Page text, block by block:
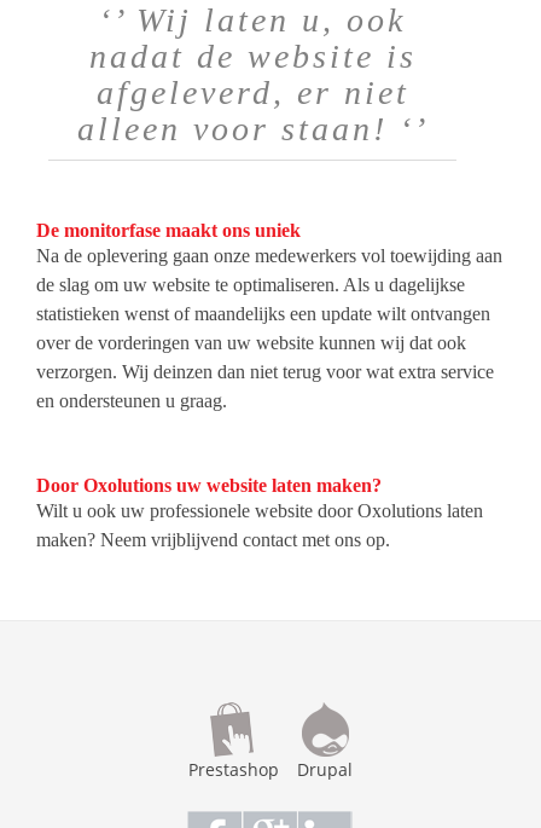
‘’ Wij laten u, ook
nadat de website is
afgeleverd, er niet
alleen voor staan! ‘’
De monitorfase maakt ons uniek
Na de oplevering gaan onze medewerkers vol toewijding aan
de slag om uw website te optimaliseren. Als u dagelijkse
statistieken wenst of maandelijks een update wilt ontvangen
over de vorderingen van uw website kunnen wij dat ook
verzorgen. Wij deinzen dan niet terug voor wat extra service
en ondersteunen u graag.
Door Oxolutions uw website laten maken?
Wilt u ook uw professionele website door Oxolutions laten
maken? Neem vrijblijvend contact met ons op.
Prestashop Drupal